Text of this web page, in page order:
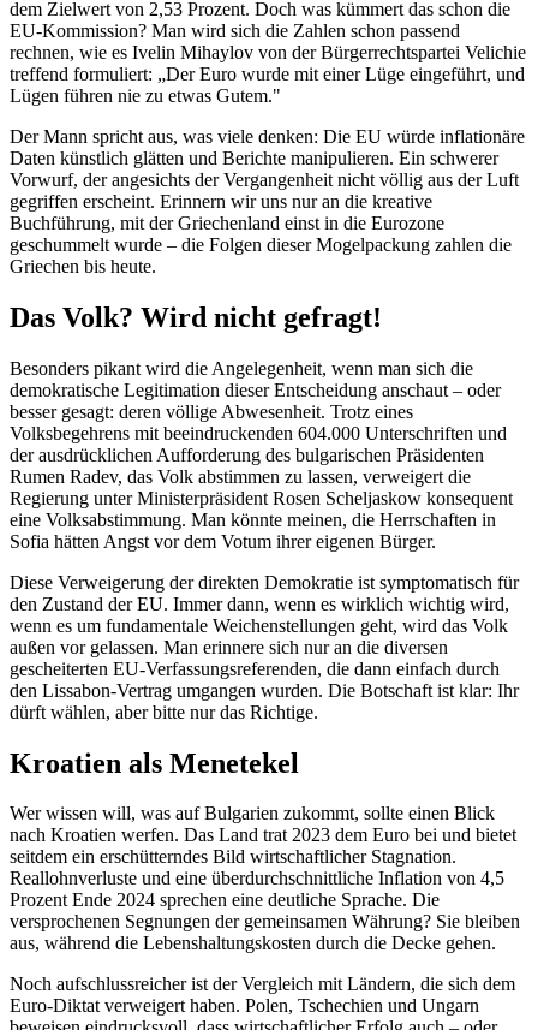
dem Zielwert von 2,53 Prozent. Doch was kümmert das schon die
EU-Kommission? Man wird sich die Zahlen schon passend
rechnen, wie es Ivelin Mihaylov von der Bürgerrechtspartei Velichie
treffend formuliert: „Der Euro wurde mit einer Lüge eingeführt, und
Lügen führen nie zu etwas Gutem."
Der Mann spricht aus, was viele denken: Die EU würde inflationäre
Daten künstlich glätten und Berichte manipulieren. Ein schwerer
Vorwurf, der angesichts der Vergangenheit nicht völlig aus der Luft
gegriffen erscheint. Erinnern wir uns nur an die kreative
Buchführung, mit der Griechenland einst in die Eurozone
geschummelt wurde – die Folgen dieser Mogelpackung zahlen die
Griechen bis heute.
Das Volk? Wird nicht gefragt!
Besonders pikant wird die Angelegenheit, wenn man sich die
demokratische Legitimation dieser Entscheidung anschaut – oder
besser gesagt: deren völlige Abwesenheit. Trotz eines
Volksbegehrens mit beeindruckenden 604.000 Unterschriften und
der ausdrücklichen Aufforderung des bulgarischen Präsidenten
Rumen Radev, das Volk abstimmen zu lassen, verweigert die
Regierung unter Ministerpräsident Rosen Scheljaskow konsequent
eine Volksabstimmung. Man könnte meinen, die Herrschaften in
Sofia hätten Angst vor dem Votum ihrer eigenen Bürger.
Diese Verweigerung der direkten Demokratie ist symptomatisch für
den Zustand der EU. Immer dann, wenn es wirklich wichtig wird,
wenn es um fundamentale Weichenstellungen geht, wird das Volk
außen vor gelassen. Man erinnere sich nur an die diversen
gescheiterten EU-Verfassungsreferenden, die dann einfach durch
den Lissabon-Vertrag umgangen wurden. Die Botschaft ist klar: Ihr
dürft wählen, aber bitte nur das Richtige.
Kroatien als Menetekel
Wer wissen will, was auf Bulgarien zukommt, sollte einen Blick
nach Kroatien werfen. Das Land trat 2023 dem Euro bei und bietet
seitdem ein erschütterndes Bild wirtschaftlicher Stagnation.
Reallohnverluste und eine überdurchschnittliche Inflation von 4,5
Prozent Ende 2024 sprechen eine deutliche Sprache. Die
versprochenen Segnungen der gemeinsamen Währung? Sie bleiben
aus, während die Lebenshaltungskosten durch die Decke gehen.
Noch aufschlussreicher ist der Vergleich mit Ländern, die sich dem
Euro-Diktat verweigert haben. Polen, Tschechien und Ungarn